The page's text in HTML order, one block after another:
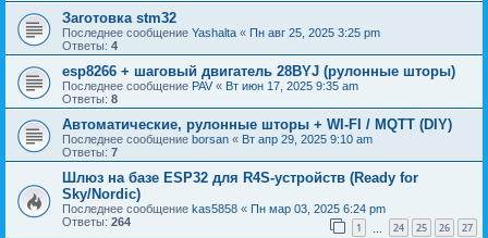
Заготовка stm32
Последнее сообщение Yashalta « Пн авг 25, 2025 3:25 pm
Ответы: 4
esp8266 + шаговый двигатель 28BYJ (рулонные шторы)
Последнее сообщение PAV « Вт июн 17, 2025 9:35 am
Ответы: 8
Автоматические, рулонные шторы + WI-FI / MQTT (DIY)
Последнее сообщение borsan « Вт апр 29, 2025 9:10 am
Ответы: 7
Шлюз на базе ESP32 для R4S-устройств (Ready for
Sky/Nordic)
Последнее сообщение kas5858 « Пн мар 03, 2025 6:24 pm
Ответы: 264 1 24 25 26 27